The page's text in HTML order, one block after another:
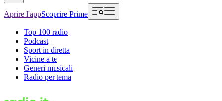
Aprire l'appScoprire Prime
Top 100 radio
Podcast
Sport in diretta
Vicine a te
Generi musicali
Radio per tema